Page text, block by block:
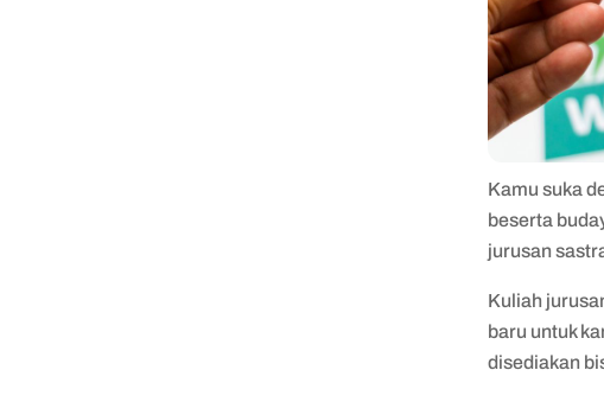
Kamu suka
beserta
jurusan
Kuliah
baru untuk
disediakan